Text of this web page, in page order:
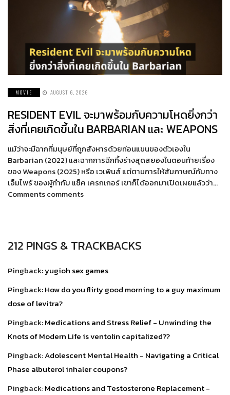
MOVIE AUGUST 6, 2026
RESIDENT EVIL จะมาพร้อมกับความโหดยิ่งกว่า
สิ่งที่เคยเกิดขึ้นใน BARBARIAN และ WEAPONS
แม้ว่าจะมีฉากที่มนุษย์ที่ถูกสังหารด้วยท่อนแขนของตัวเองใน
Barbarian (2022) และฉากการฉีกทึ้งร่างสุดสยองในตอนท้ายเรื่อง
ของ Weapons (2025) หรือ เวเพินส์ แต่ตามการให้สัมภาษณ์กับทาง
เอ็มไพร์ ของผู้กำกับ แซ็ค เครกเกอร์ เขาก็ได้ออกมาเปิดเผยแล้วว่า…
Comments comments
212 PINGS & TRACKBACKS
Pingback:yugioh sex games
Pingback:How do you flirty good morning to a guy maximum
dose of levitra?
Pingback:Medications and Stress Relief - Unwinding the
Knots of Modern Life is ventolin capitalized??
Pingback:Adolescent Mental Health - Navigating a Critical
Phase albuterol inhaler coupons?
Pingback:Medications and Testosterone Replacement -